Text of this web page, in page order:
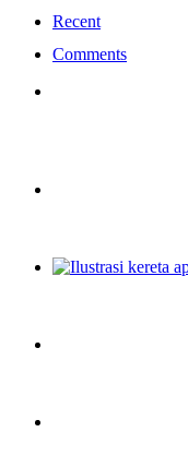
Recent
Comments